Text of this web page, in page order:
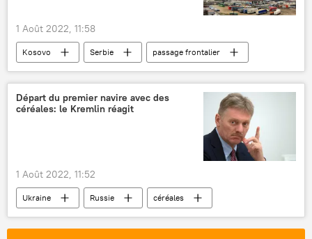
1 Août 2022, 11:58
Kosovo Serbie
passage frontalier
affrontements intercommunautaires
Balkans
Départ du premier navire avec des
céréales: le Kremlin réagit
1 Août 2022, 11:52
Ukraine Russie
céréales
Kremlin